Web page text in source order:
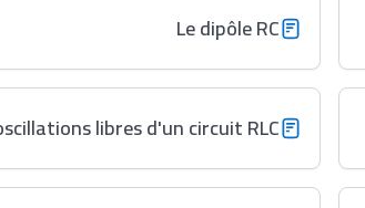
Le dipôle RC
libres d'un circuit RLC